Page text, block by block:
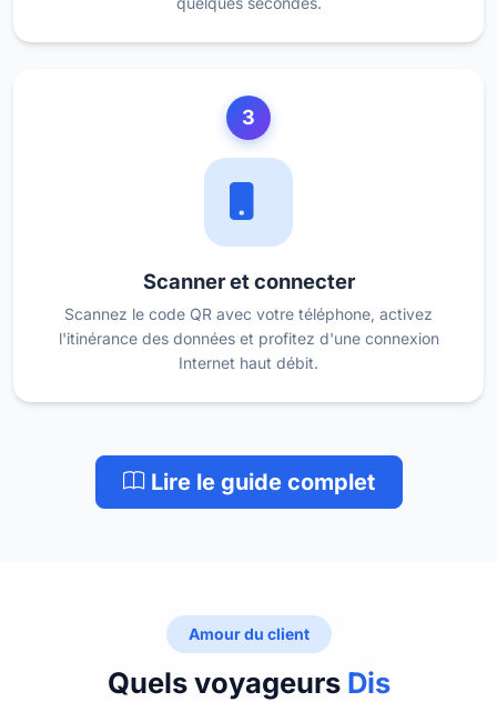
3
Scanner et connecter
Scannez le code QR avec votre téléphone, activez
l'itinérance des données et profitez d'une connexion
Internet haut débit.
Lire le guide complet
Amour du client
Quels voyageurs Dis